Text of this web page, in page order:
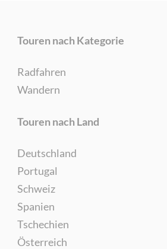
Touren nach Kategorie
Radfahren
Wandern
Touren nach Land
Deutschland
Portugal
Schweiz
Spanien
Tschechien
Österreich